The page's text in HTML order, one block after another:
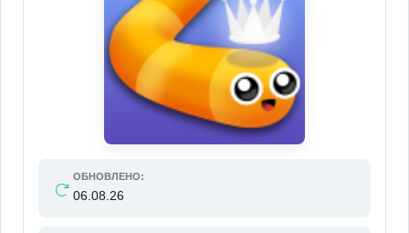
ОБНОВЛЕНО:
06.08.26